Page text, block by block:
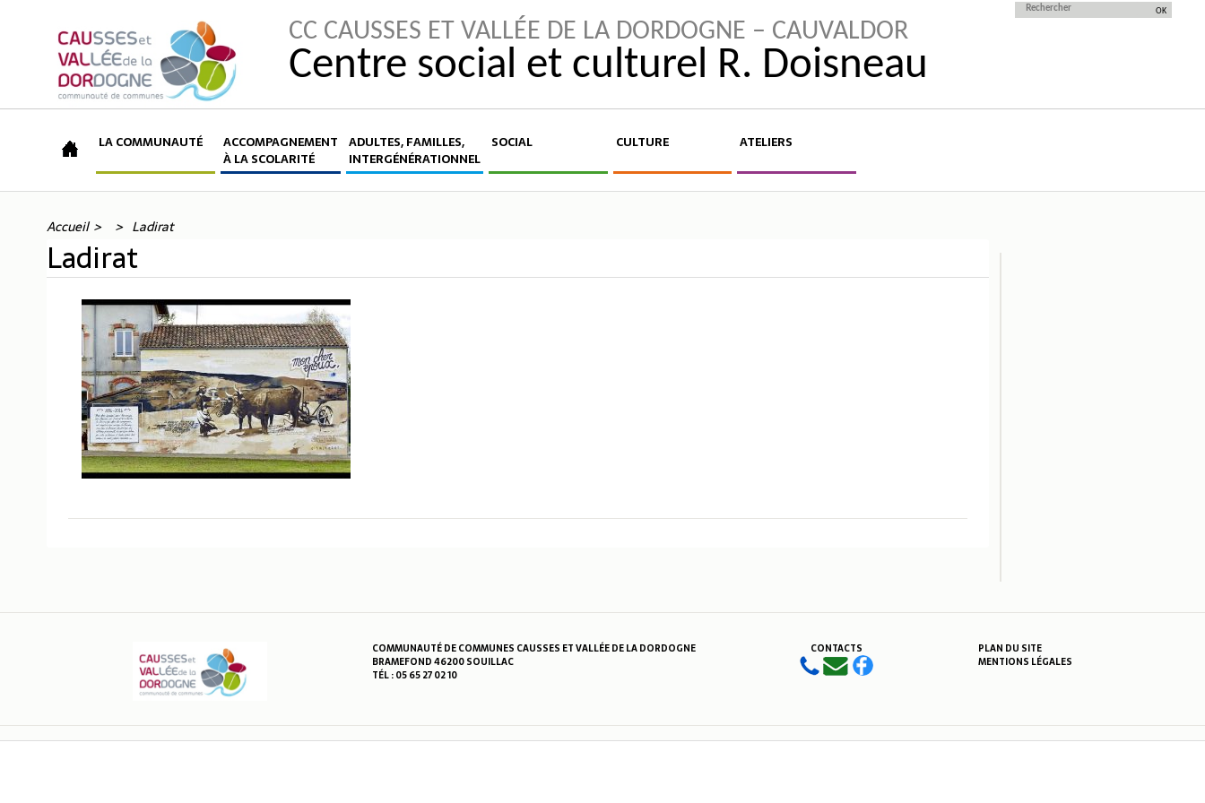
CC CAUSSES ET VALLÉE DE LA DORDOGNE – CAUVALDOR
Centre social et culturel R. Doisneau
LA COMMUNAUTÉ
ACCOMPAGNEMENT
À LA SCOLARITÉ
ADULTES, FAMILLES,
INTERGÉNÉRATIONNEL
SOCIAL CULTURE ATELIERS
Accueil Ladirat
Ladirat
COMMUNAUTÉ DE COMMUNES CAUSSES ET VALLÉE DE LA DORDOGNE
BRAMEFOND 46200 SOUILLAC
TÉL : 05 65 27 02 10
CONTACTS
PLAN DU SITE
MENTIONS LÉGALES